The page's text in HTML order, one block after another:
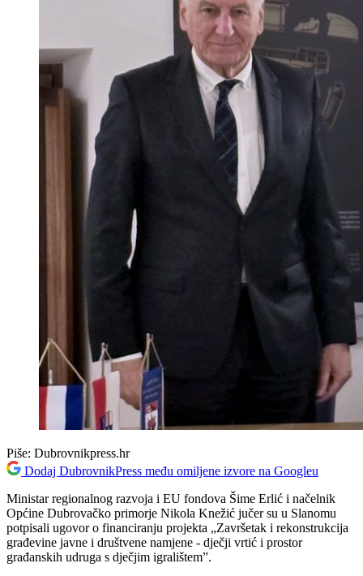
Piše: Dubrovnikpress.hr
Dodaj DubrovnikPress među omiljene izvore na Googleu
Ministar regionalnog razvoja i EU fondova Šime Erlić i načelnik
Općine Dubrovačko primorje Nikola Knežić jučer su u Slanomu
potpisali ugovor o financiranju projekta „Završetak i rekonstrukcija
građevine javne i društvene namjene - dječji vrtić i prostor
građanskih udruga s dječjim igralištem”.